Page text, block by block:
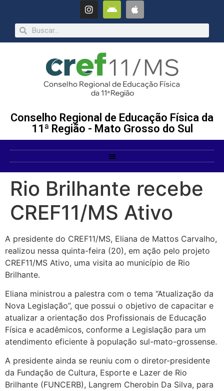
Conselho Regional de Educação Física da
11ª Região - Mato Grosso do Sul
Rio Brilhante recebe
CREF11/MS Ativo
A presidente do CREF11/MS, Eliana de Mattos Carvalho,
realizou nessa quinta-feira (20), em ação pelo projeto
CREF11/MS Ativo, uma visita ao município de Rio
Brilhante.
Eliana ministrou a palestra com o tema “Atualização da
Nova Legislação”, que possui o objetivo de capacitar e
atualizar a orientação dos Profissionais de Educação
Física e acadêmicos, conforme a Legislação para um
atendimento eficiente à população sul-mato-grossense.
A presidente ainda se reuniu com o diretor-presidente
da Fundação de Cultura, Esporte e Lazer de Rio
Brilhante (FUNCERB), Langrem Cherobin Da Silva, para